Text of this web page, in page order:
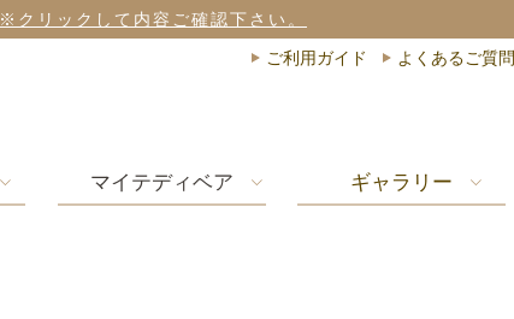
※クリックして内容ご確認下さい。
ご利用ガイド よくあるご質問
マイテディベア ギャラリー